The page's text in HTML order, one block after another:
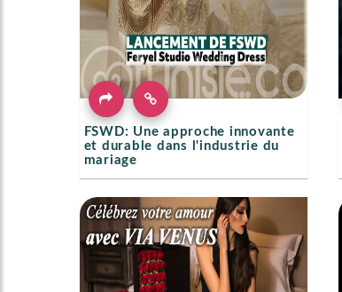
FSWD: Une approche innovante
et durable dans l'industrie du
mariage